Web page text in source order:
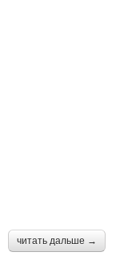
читать дальше →